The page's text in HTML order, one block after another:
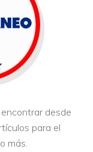
desde
para el
más.